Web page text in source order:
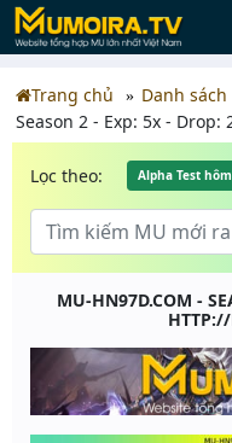
Trang chủ Danh
Season 2 - Exp: 5x -
Lọc theo: Alpha Test
MU-HN97D.COM -